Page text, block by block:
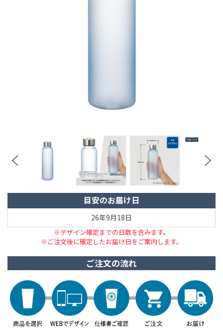
目安のお届け日
26年9月18日
※デザイン確定までの日数を含みます。
※ご注文後に確定したお届け日をご案内します。
ご注文の流れ